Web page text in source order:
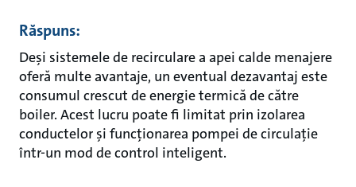
Răspuns:
Deși sistemele de recirculare a apei calde menajere
oferă multe avantaje, un eventual dezavantaj este
consumul crescut de energie termică de către
boiler. Acest lucru poate fi limitat prin izolarea
conductelor și funcționarea pompei de circulație
într-un mod de control inteligent.